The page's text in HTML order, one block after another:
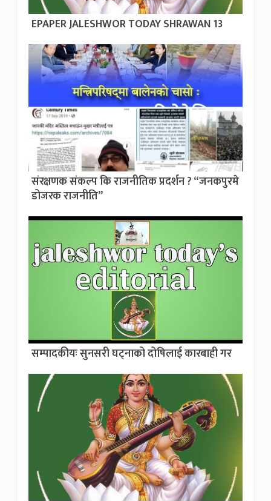
EPAPER JALESHWOR TODAY SHRAWAN 13
संरक्षणक संकल्प कि राजनीतिक प्रदर्शन ? “जनकपुरमे
डोजरक राजनीति”
सम्पादकीयः सुनसरी घट्नाको दोषिलाई कारबाही गर